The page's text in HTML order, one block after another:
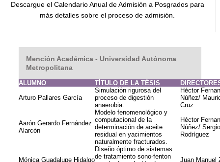
Descargue el Calendario Anual de Admisión a Posgrados para
más detalles sobre el proceso de admisión.
Mención Académica - Universidad Autónoma
Metropolitana
ALUMNO TÍTULO DE LA TÉSIS
Arturo Pallares García
Simulación rigurosa del
proceso de digestión
anaerobia.
Héctor
Núñez/
Cruz
Aarón Gerardo Fernández
Alarcón
Modelo fenomenológico y
computacional de la
determinación de aceite
residual en yacimientos
naturalmente fracturados.
Héctor
Núñez/
Rodríguez
Mónica Guadalupe Hidalgo
Diseño óptimo de sistemas
de tratamiento sono-fenton
Juan Manuel